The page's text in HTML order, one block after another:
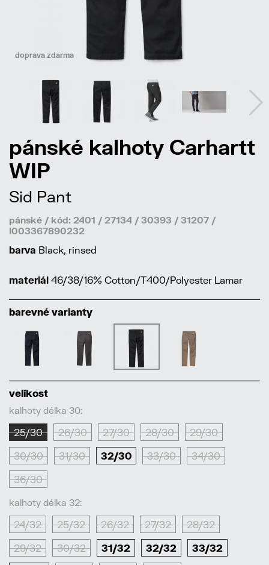
doprava zdarma
pánské kalhoty Carhartt
WIP
Sid Pant
pánské / kód: 2401 / 27134 / 30393 / 31207 /
I003367890232
barva Black, rinsed
materiál 46/38/16% Cotton/T400/Polyester Lamar
barevné varianty
velikost
kalhoty délka 30:
25/30 26/30 27/30 28/30 29/30
30/30 31/30 32/30 33/30 34/30
36/30
kalhoty délka 32:
24/32 25/32 26/32 27/32 28/32
29/32 30/32 31/32 32/32 33/32